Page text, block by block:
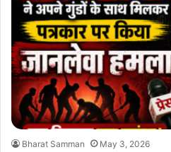
Bharat Samman May 3, 2026